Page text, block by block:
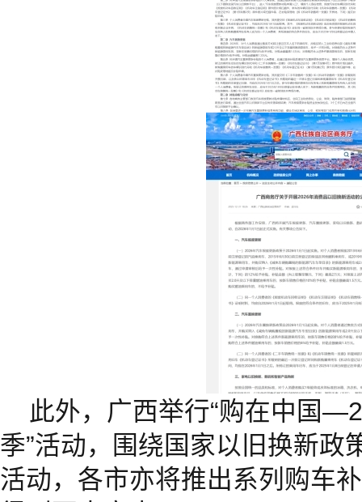
此外，广西举行“购在中国
季”活动，围绕国家以旧换新政
活动，各市亦将推出系列购车